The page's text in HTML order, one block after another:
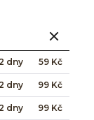
2 dny 59 Kč
2 dny 99 Kč
2 dny 99 Kč